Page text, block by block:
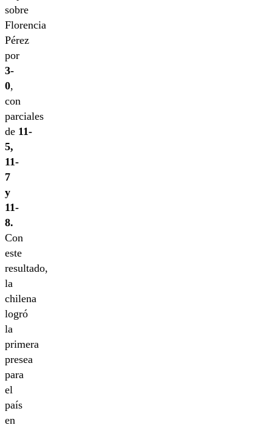
sobre
Florencia
Pérez
por
3-
0,
con
parciales
de 11-
5,
11-
7
y
11-
8.
Con
este
resultado,
la
chilena
logró
la
primera
presea
para
el
país
en